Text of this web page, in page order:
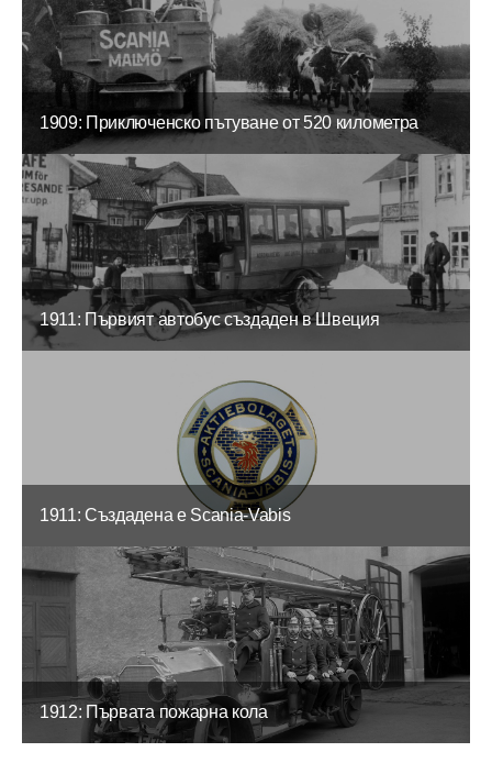
1909: Приключенско пътуване от 520 километра
1911: Първият автобус създаден в Швеция
1911: Създадена е Scania-Vabis
1912: Първата пожарна кола